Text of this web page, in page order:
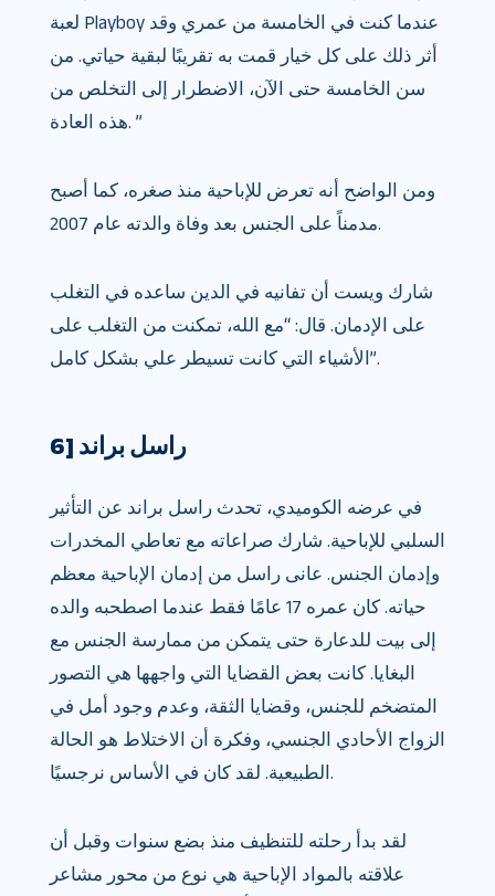
لعبة Playboy عندما كنت في الخامسة من عمري وقد
أثر ذلك على كل خيار قمت به تقريبًا لبقية حياتي. من
سن الخامسة حتى الآن، الاضطرار إلى التخلص من
هذه العادة. ”
ومن الواضح أنه تعرض للإباحية منذ صغره، كما أصبح
مدمناً على الجنس بعد وفاة والدته عام 2007.
شارك ويست أن تفانيه في الدين ساعده في التغلب
على الإدمان. قال: “مع الله، تمكنت من التغلب على
الأشياء التي كانت تسيطر علي بشكل كامل”.
6] راسل براند
في عرضه الكوميدي، تحدث راسل براند عن التأثير
السلبي للإباحية. شارك صراعاته مع تعاطي المخدرات
وإدمان الجنس. عانى راسل من إدمان الإباحية معظم
حياته. كان عمره 17 عامًا فقط عندما اصطحبه والده
إلى بيت للدعارة حتى يتمكن من ممارسة الجنس مع
البغايا. كانت بعض القضايا التي واجهها هي التصور
المتضخم للجنس، وقضايا الثقة، وعدم وجود أمل في
الزواج الأحادي الجنسي، وفكرة أن الاختلاط هو الحالة
الطبيعية. لقد كان في الأساس نرجسيًا.
لقد بدأ رحلته للتنظيف منذ بضع سنوات وقبل أن
علاقته بالمواد الإباحية هي نوع من محور مشاعر